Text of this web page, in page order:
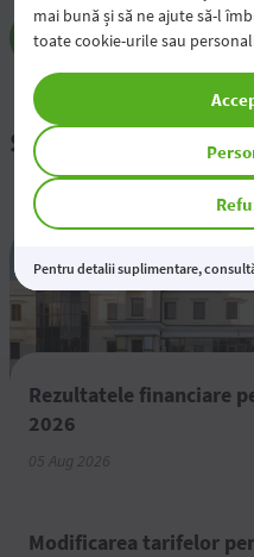
Abonează-mă
Știri și evenimente
Rezultatele financiare
2026
05 Aug 2026
Modificarea tarifelor
mai bună și să ne ajute să-l
toate cookie-urile sau
Pentru detalii suplimentare,